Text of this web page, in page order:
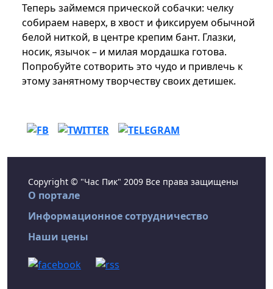
Теперь займемся прической собачки: челку
собираем наверх, в хвост и фиксируем обычной
белой ниткой, в центре крепим бант. Глазки,
носик, язычок – и милая мордашка готова.
Попробуйте сотворить это чудо и привлечь к
этому занятному творчеству своих детишек.
Copyright © "Час Пик" 2009 Все права защищены
О портале
Информационное сотрудничество
Наши цены